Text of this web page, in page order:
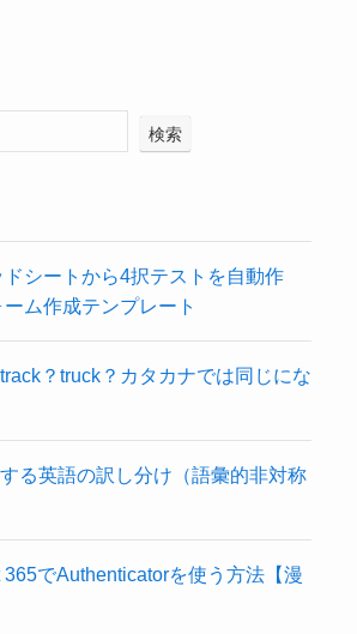
検索
シートから4択テストを自動作
ム作成テンプレート
track？truck？カタカナでは同じにな
る英語の訳し分け（語彙的非対称
でAuthenticatorを使う方法【漫